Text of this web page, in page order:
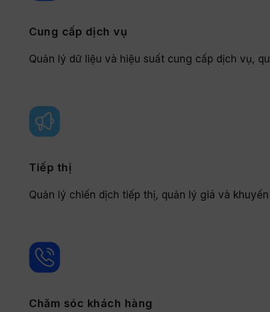
Cung cấp dịch vụ
Quản lý dữ liệu và hiệu suất cung cấp dịch vụ,
Tiếp thị
Quản lý chiến dịch tiếp thị, quản lý giá và
Chăm sóc khách hàng